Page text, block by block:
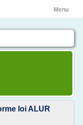
Menu
loi ALUR